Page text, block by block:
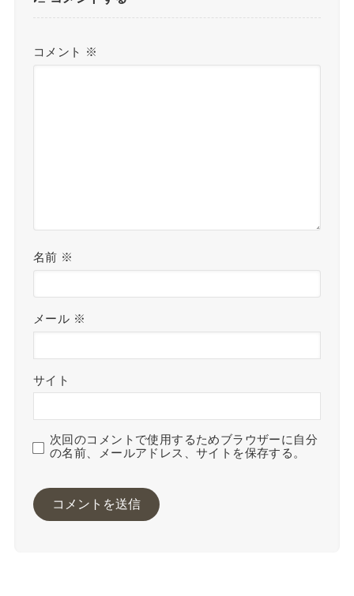
コメント ※
名前 ※
メール ※
サイト
次回のコメントで使用するためブラウザーに自分
の名前、メールアドレス、サイトを保存する。